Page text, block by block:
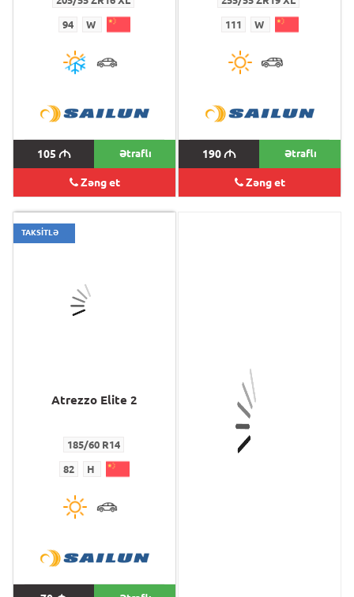
94 W
105 M Ətraflı
Zəng et
111 W
190M Ətraflı
Zəng et
TAKSİTLƏ
Atrezzo Elite 2
185/60 R14
82 H
ATREZZO ELITE 2
185/55 R16 XL